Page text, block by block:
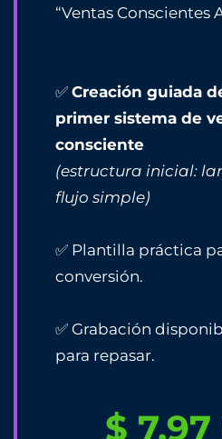
“Ventas Conscientes
✅ Creación guiada
primer sistema de
consciente
(estructura inicial:
flujo simple)
✅ Plantilla práctica
conversión.
✅ Grabación
para repasar.
$ 7,97